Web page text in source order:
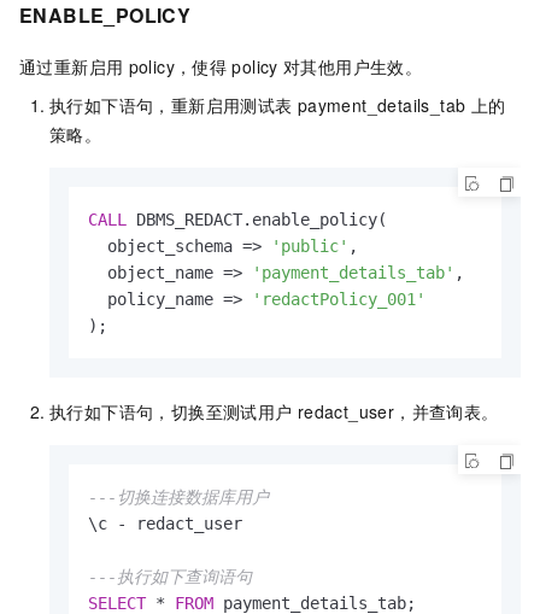
ENABLE_POLICY
通过重新启用 policy，使得 policy 对其他用户生效。
执行如下语句，重新启用测试表 payment_details_tab 上的
策略。
CALL
DBMS_REDACT.enable_policy(
  object_schema
=> 'public' ,
  object_name
=> 'payment_details_tab' ,
  policy_name
=>
'redactPolicy_001'
);
执行如下语句，切换至测试用户 redact_user，并查询表。
---切换连接数据库用户
\c
- redact_user
---执行如下查询语句
SELECT * FROM payment_details_tab;